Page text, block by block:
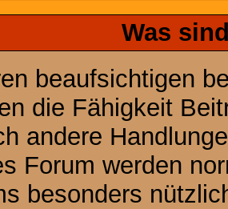
Was
beaufsichtigen
die Fähigkeit
andere
Forum werden
besonders